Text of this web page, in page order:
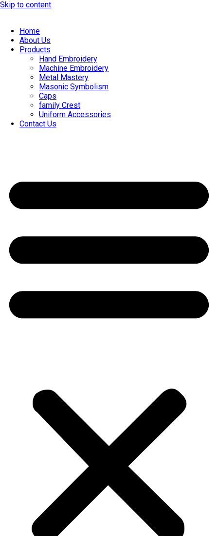
Skip to content
Home
About Us
Products
Hand Embroidery
Machine Embroidery
Metal Mastery
Masonic Symbolism
Caps
family Crest
Uniform Accessories
Contact Us